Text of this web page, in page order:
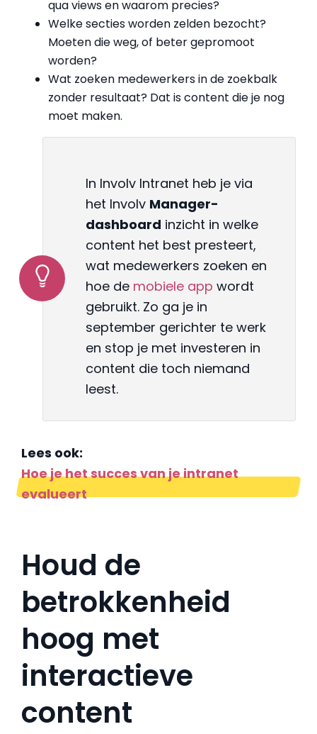
qua views en waarom precies?
Welke secties worden zelden bezocht?
Moeten die weg, of beter gepromoot
worden?
Wat zoeken medewerkers in de zoekbalk
zonder resultaat? Dat is content die je nog
moet maken.
In Involv Intranet heb je via
het Involv Manager-
dashboard inzicht in welke
content het best presteert,
wat medewerkers zoeken en
hoe de mobiele app wordt
gebruikt. Zo ga je in
september gerichter te werk
en stop je met investeren in
content die toch niemand
leest.
Lees ook:
Hoe je het succes van je intranet
evalueert
Houd de
betrokkenheid
hoog met
interactieve
content